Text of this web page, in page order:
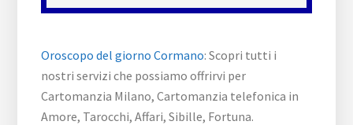
Oroscopo del giorno Cormano: Scopri tutti i
nostri servizi che possiamo offrirvi per
Cartomanzia Milano, Cartomanzia telefonica in
Amore, Tarocchi, Affari, Sibille, Fortuna.